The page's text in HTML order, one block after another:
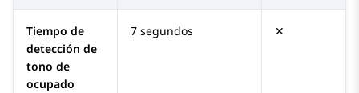
Tiempo de
detección de
tono de
ocupado
7 segundos ✕